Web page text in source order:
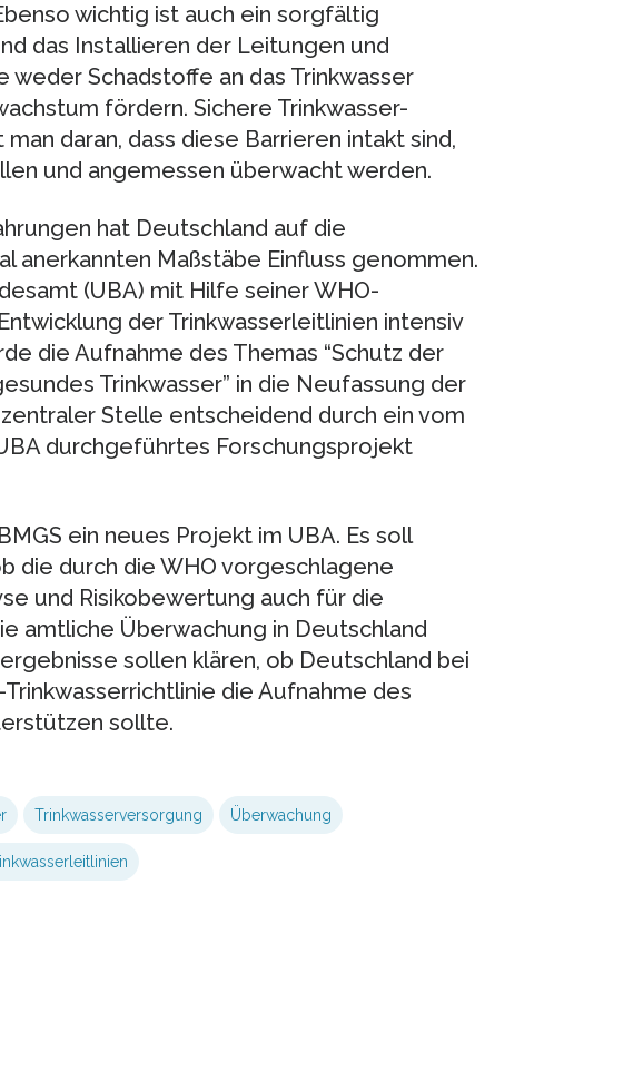
wichtig ist auch ein sorgfältig
das Installieren der Leitungen und
weder Schadstoffe an das Trinkwasser
fördern. Sichere Trinkwasser-
daran, dass diese Barrieren intakt sind,
und angemessen überwacht werden.
hat Deutschland auf die
anerkannten Maßstäbe Einfluss genommen.
(UBA) mit Hilfe seiner WHO-
der Trinkwasserleitlinien intensiv
die Aufnahme des Themas “Schutz der
Trinkwasser” in die Neufassung der
Stelle entscheidend durch ein vom
durchgeführtes Forschungsprojekt
ein neues Projekt im UBA. Es soll
die durch die WHO vorgeschlagene
und Risikobewertung auch für die
amtliche Überwachung in Deutschland
sollen klären, ob Deutschland bei
die Aufnahme des
sollte.
Trinkwasserversorgung Überwachung